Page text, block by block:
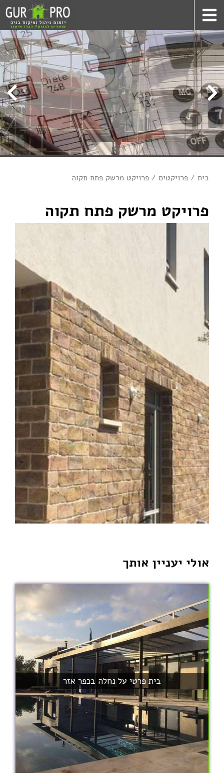
בית פרויקטים פרויקט מרשק פתח תקוה
פרויקט מרשק פתח תקוה
אולי יעניין אותך
בית פרטי על נחלה בכפר אזר